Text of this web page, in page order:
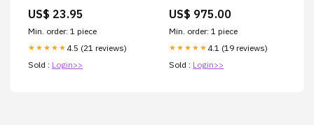
US$ 23.95
Min. order: 1 piece
★★★★★ 4.5 (21 reviews)
Sold : Login>>
Pakistan
US$ 975.00
Min. order: 1 piece
★★★★★ 4.1 (19 reviews)
Sold : Login>>